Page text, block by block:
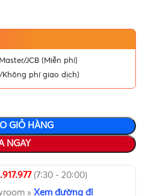
JCB (Miễn phí)
phí giao dịch)
GIỎ HÀNG
NGAY
(7:30 - 20:00)
» Xem đường đi